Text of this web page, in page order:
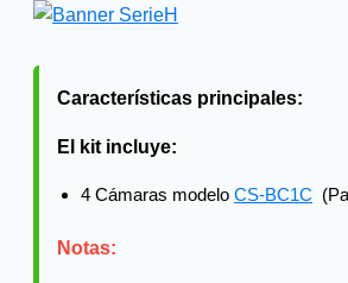
Características principales:
El kit incluye:
4 Cámaras modelo CS-BC1C
Notas: